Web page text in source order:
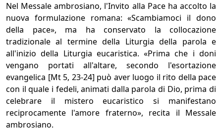
Nel Messale ambrosiano, l'Invito alla Pace ha accolto la
nuova formulazione romana: «Scambiamoci il dono
della pace», ma ha conservato la collocazione
tradizionale al termine della Liturgia della parola e
all'inizio della Liturgia eucaristica. «Prima che i doni
vengano portati all'altare, secondo l'esortazione
evangelica [Mt 5, 23-24] può aver luogo il rito della pace
con il quale i fedeli, animati dalla parola di Dio, prima di
celebrare il mistero eucaristico si manifestano
reciprocamente l'amore fraterno», recita il Messale
ambrosiano.